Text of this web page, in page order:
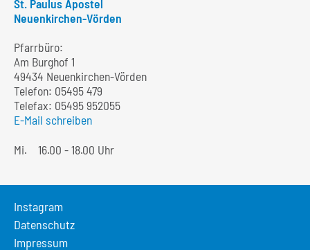
St. Paulus Apostel
Neuenkirchen-Vörden
Pfarrbüro:
Am Burghof 1
49434 Neuenkirchen-Vörden
Telefon: 05495 479
Telefax: 05495 952055
E-Mail schreiben
Mi.
16.00 - 18.00 Uhr
Instagram
Datenschutz
Impressum